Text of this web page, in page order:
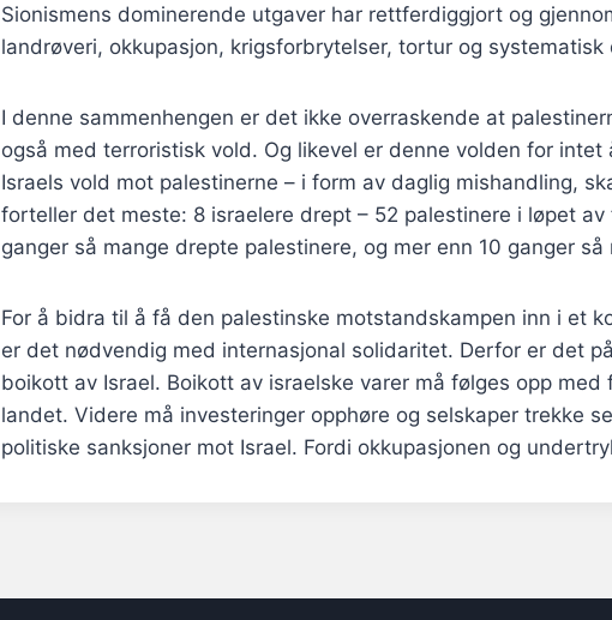
Sionismens dominerende utgaver har rettferdiggjort og
landrøveri, okkupasjon, krigsforbrytelser, tortur og systematisk
I denne sammenhengen er det ikke overraskende at
også med terroristisk vold. Og likevel er denne volden for intet
Israels vold mot palestinerne – i form av daglig mishandling,
forteller det meste: 8 israelere drept – 52 palestinere i løpet av
ganger så mange drepte palestinere, og mer enn 10 ganger så
For å bidra til å få den palestinske motstandskampen inn i et
er det nødvendig med internasjonal solidaritet. Derfor er det
boikott av Israel. Boikott av israelske varer må følges opp
landet. Videre må investeringer opphøre og selskaper trekke
politiske sanksjoner mot Israel. Fordi okkupasjonen og